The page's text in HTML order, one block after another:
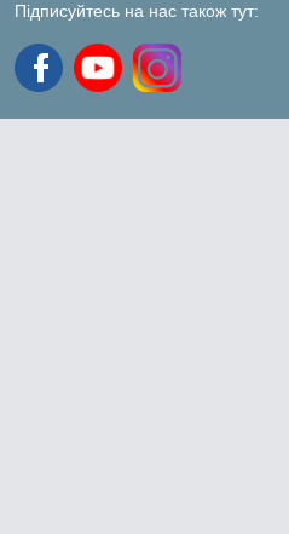
Підписуйтесь на нас також тут: